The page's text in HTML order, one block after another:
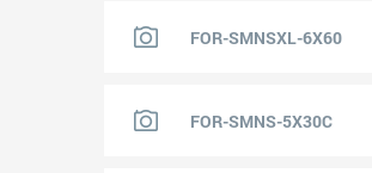
FOR-SMNSXL-6X60
FOR-SMNS-5X30C